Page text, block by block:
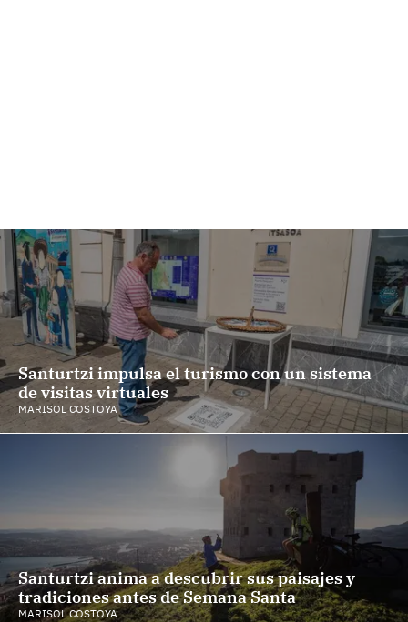
Santurtzi impulsa el turismo con un sistema
de visitas virtuales
MARISOL COSTOYA
Santurtzi anima a descubrir sus paisajes y
tradiciones antes de Semana Santa
MARISOL COSTOYA